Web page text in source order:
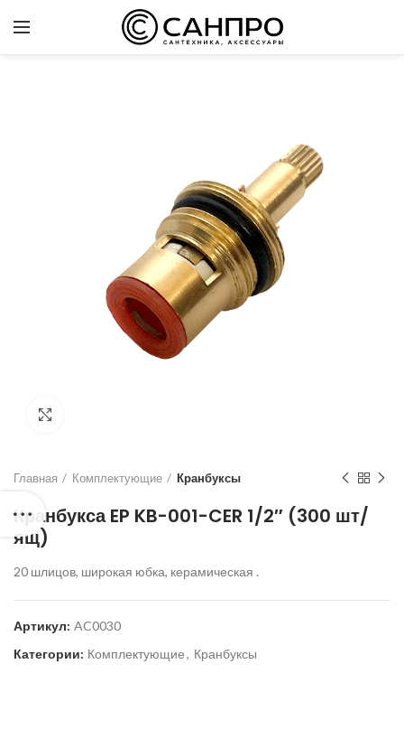
Главная Комплектующие Кранбуксы
Кранбукса EP KB-001-CER 1/2″ (300 шт/
ящ)
20 шлицов, широкая юбка, керамическая .
Артикул: AC0030
Категории: Комплектующие, Кранбуксы